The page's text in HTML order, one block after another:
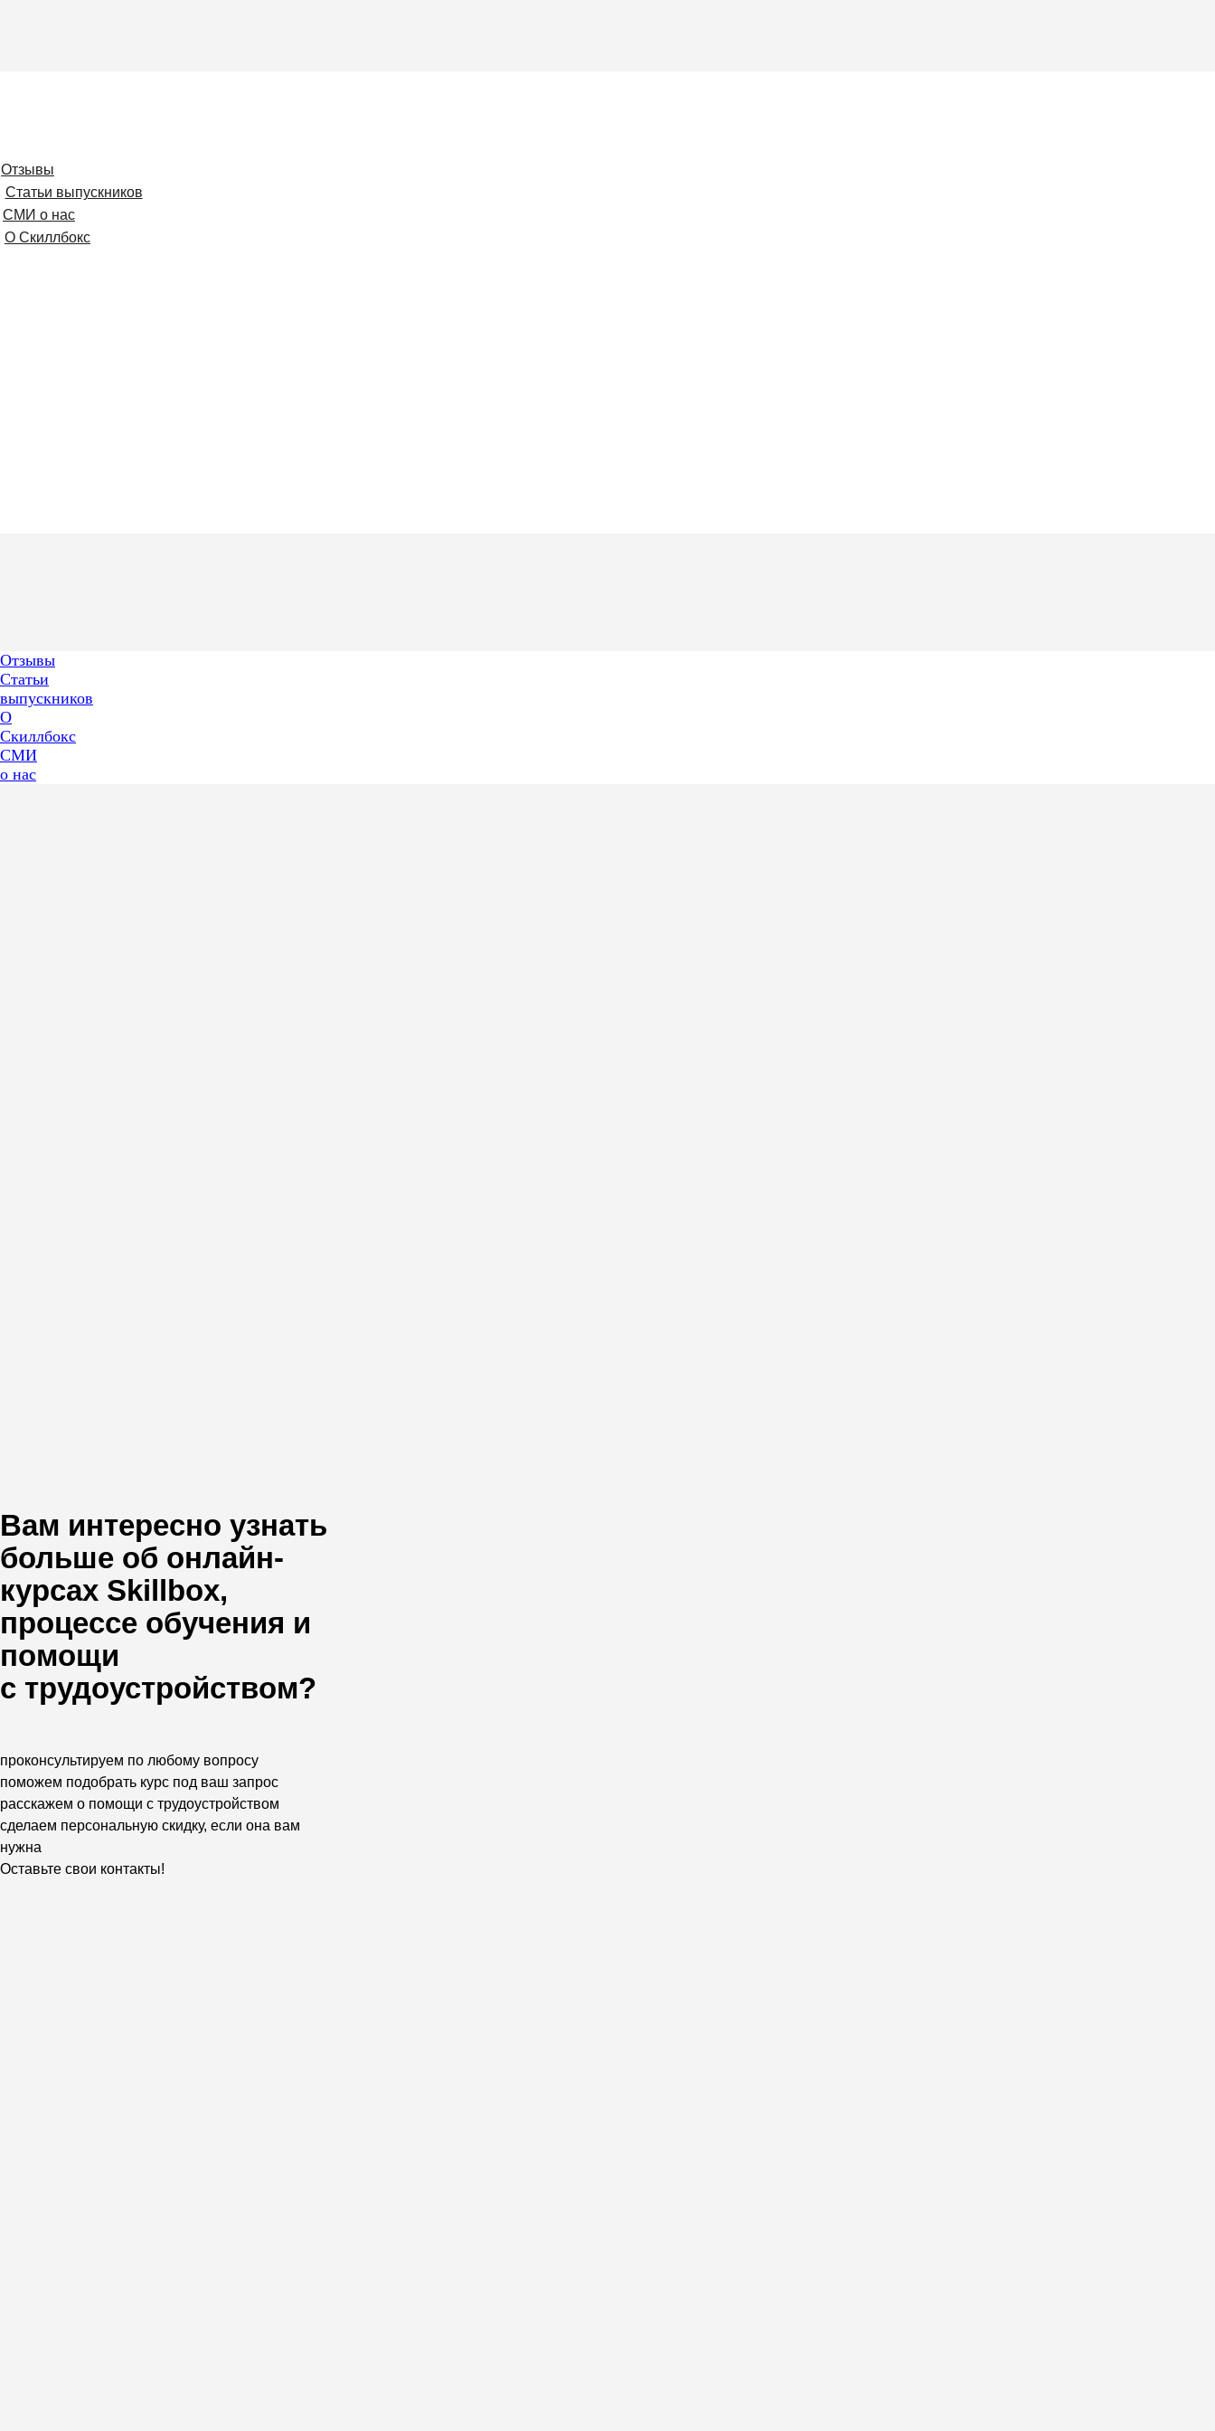
Отзывы
Статьи выпускников
СМИ о нас
О Скиллбокс
Вам интересно узнать
больше об онлайн-
курсах Skillbox,
процессе обучения и
помощи
с трудоустройством?
проконсультируем по любому вопросу
поможем подобрать курс под ваш запрос
расскажем о помощи с трудоустройством
сделаем персональную скидку, если она вам
нужна
Оставьте свои контакты!
Отзывы
Статьи
выпускников
О
Скиллбокс
СМИ
о нас